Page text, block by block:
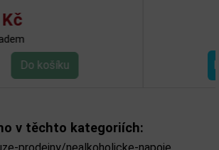
v těchto kategoriích: